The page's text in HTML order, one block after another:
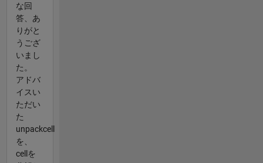
な回
答、あ
りがと
うござ
いまし
た。
アドバ
イスい
ただい
た
unpackcell
を、
cellを